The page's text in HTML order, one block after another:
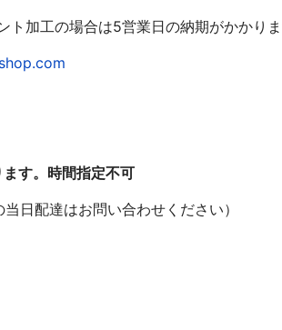
ト加工の場合は5営業日の納期がかかり
す。時間指定不可
日配達はお問い合わせください）